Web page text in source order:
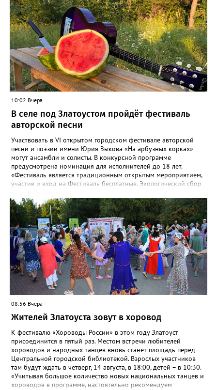
10:02 Вчера
В селе под Златоустом пройдёт фестиваль
авторской песни
Участвовать в VI открытом городском фестивале авторской
песни и поэзии имени Юрия Зыкова «На арбузных корках»
могут ансамбли и солисты. В конкурсной программе
предусмотрена номинация для исполнителей до 18 лет.
«Фестиваль является традиционным открытым мероприятием,
участие и вход на Фестиваль бесплатные. Экологический сбор
горожан приглашают с 8 по 9 августа в палаточном лагере на
берегу реки Ай. Добраться туда можно на рейсовом автобусе
до Веселовки – он отправится в 6:35, 13:21 и 18:01 от
автовокзала. Кроме того, от Центральной библиотеки до села
будут курсировать маршрутные такси. Время отправления в
10:00, 11:00, 12:00, обратные рейсы в 21:00, 21:30, 22:00.
08:56 Вчера
Жителей Златоуста зовут в хоровод
К фестивалю «Хороводы России» в этом году Златоуст
присоединится в пятый раз. Местом встречи любителей
хороводов и народных танцев вновь станет площадь перед
Центральной городской библиотекой. Взрослых участников
там будут ждать в четверг, 14 августа, в 18:00, детей – в 10:30.
«Учитывая большое количество новых национальных танцев и
хороводов в программе, настоятельно рекомендуем